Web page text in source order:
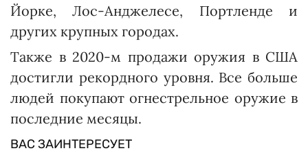
Йорке, Лос-Анджелесе, Портленде и
других крупных городах.
Также в 2020-м продажи оружия в США
достигли рекордного уровня. Все больше
людей покупают огнестрельное оружие в
последние месяцы.
ВАС ЗАИНТЕРЕСУЕТ